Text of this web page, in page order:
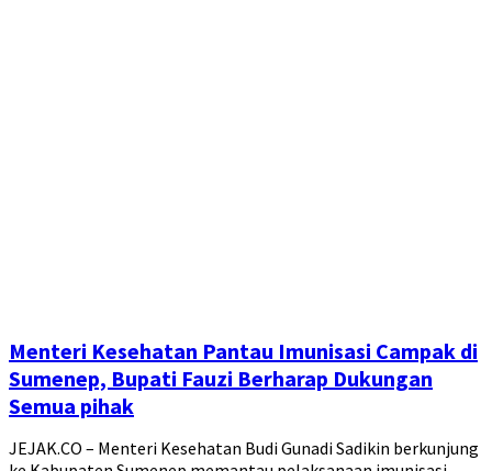
Menteri Kesehatan Pantau Imunisasi Campak di
Sumenep, Bupati Fauzi Berharap Dukungan
Semua pihak
JEJAK.CO – Menteri Kesehatan Budi Gunadi Sadikin berkunjung